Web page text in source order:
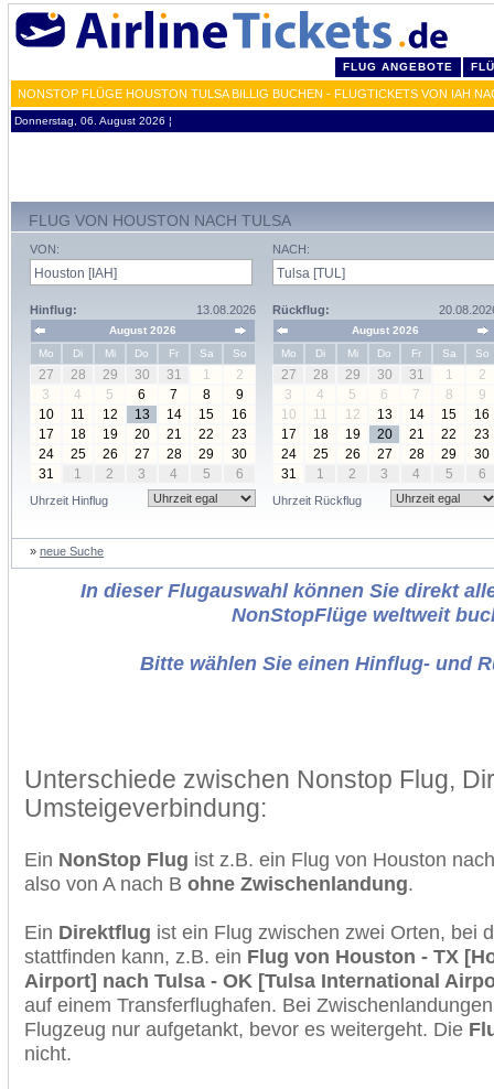
FLUG ANGEBOTE
NONSTOP FLÜGE HOUSTON TULSA BILLIG BUCHEN - FLUGTICKETS VON IAH
Donnerstag, 06. August 2026 ¦
FLUG VON HOUSTON NACH TULSA
VON:
Hinflug: 13.08.2026
August 2026
Mo
Di Mi Do Fr Sa So
27 28 29 30 31 1
2
3
4 5 6 7 8
9
10
11 12 13 14 15
16
17
18 19 20 21 22
23
24
25 26 27 28 29
30
31
1 2 3 4 5 6
Uhrzeit Hinflug
NACH:
Rückflug:
August 2026
Mo
Di Mi Do Fr Sa So
27 28 29 30 31 1
2
3
4 5 6 7 8
9
10
11 12 13 14 15
16
17
18 19 20 21 22
23
24
25 26 27 28 29
30
31
1 2 3 4 5 6
Uhrzeit Rückflug
» neue Suche
In dieser Flugauswahl können Sie direkt
NonStopFlüge weltweit
Bitte wählen Sie einen Hinflug- und
Unterschiede zwischen Nonstop Flug,
Umsteigeverbindung:
Ein NonStop Flug ist z.B. ein Flug von Houston
also von A nach B ohne Zwischenlandung.
Ein Direktflug ist ein Flug zwischen zwei Orten, bei
stattfinden kann, z.B. ein Flug von Houston - TX
Airport] nach Tulsa - OK [Tulsa International
auf einem Transferflughafen. Bei
Flugzeug nur aufgetankt, bevor es weitergeht. Die
nicht.